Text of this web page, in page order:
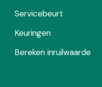
Servicebeurt
Keuringen
Bereken inruilwaarde